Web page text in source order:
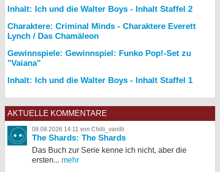
Inhalt: Ich und die Walter Boys - Inhalt Staffel 2
Charaktere: Criminal Minds - Charaktere Everett
Lynch / Das Chamäleon
Gewinnspiele: Gewinnspiel: Funko Pop!-Set zu
"Vaiana"
Inhalt: Ich und die Walter Boys - Inhalt Staffel 1
AKTUELLE KOMMENTARE
08.08.2026 14:11 von Chilli_vanilli
The Shards: The Shards
Das Buch zur Serie kenne ich nicht, aber die
ersten... mehr